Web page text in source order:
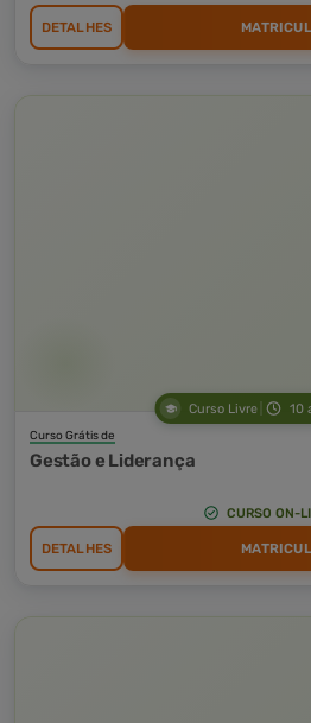
DETALHES
Curso Livre 10
Curso Grátis de
Gestão e Liderança
CURSO ON-
DETALHES